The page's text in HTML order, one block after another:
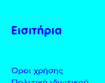
Εισιτήρια
Όροι χρήσης